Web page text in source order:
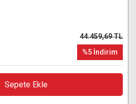
44.459,69 TL
%5 İndirim
Sepete Ekle